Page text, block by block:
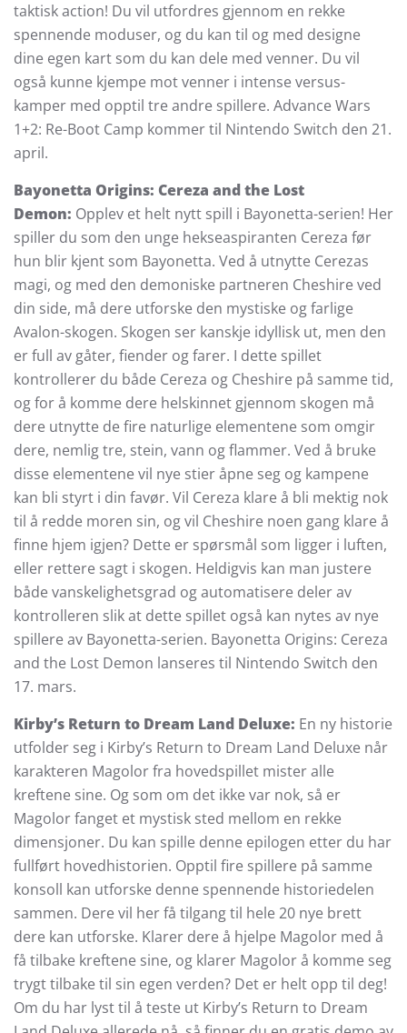
taktisk action! Du vil utfordres gjennom en rekke
spennende moduser, og du kan til og med designe
dine egen kart som du kan dele med venner. Du vil
også kunne kjempe mot venner i intense versus-
kamper med opptil tre andre spillere. Advance Wars
1+2: Re-Boot Camp kommer til Nintendo Switch den 21.
april.
Bayonetta Origins: Cereza and the Lost
Demon: Opplev et helt nytt spill i Bayonetta-serien! Her
spiller du som den unge hekseaspiranten Cereza før
hun blir kjent som Bayonetta. Ved å utnytte Cerezas
magi, og med den demoniske partneren Cheshire ved
din side, må dere utforske den mystiske og farlige
Avalon-skogen. Skogen ser kanskje idyllisk ut, men den
er full av gåter, fiender og farer. I dette spillet
kontrollerer du både Cereza og Cheshire på samme tid,
og for å komme dere helskinnet gjennom skogen må
dere utnytte de fire naturlige elementene som omgir
dere, nemlig tre, stein, vann og flammer. Ved å bruke
disse elementene vil nye stier åpne seg og kampene
kan bli styrt i din favør. Vil Cereza klare å bli mektig nok
til å redde moren sin, og vil Cheshire noen gang klare å
finne hjem igjen? Dette er spørsmål som ligger i luften,
eller rettere sagt i skogen. Heldigvis kan man justere
både vanskelighetsgrad og automatisere deler av
kontrolleren slik at dette spillet også kan nytes av nye
spillere av Bayonetta-serien. Bayonetta Origins: Cereza
and the Lost Demon lanseres til Nintendo Switch den
17. mars.
Kirby’s Return to Dream Land Deluxe: En ny historie
utfolder seg i Kirby’s Return to Dream Land Deluxe når
karakteren Magolor fra hovedspillet mister alle
kreftene sine. Og som om det ikke var nok, så er
Magolor fanget et mystisk sted mellom en rekke
dimensjoner. Du kan spille denne epilogen etter du har
fullført hovedhistorien. Opptil fire spillere på samme
konsoll kan utforske denne spennende historiedelen
sammen. Dere vil her få tilgang til hele 20 nye brett
dere kan utforske. Klarer dere å hjelpe Magolor med å
få tilbake kreftene sine, og klarer Magolor å komme seg
trygt tilbake til sin egen verden? Det er helt opp til deg!
Om du har lyst til å teste ut Kirby’s Return to Dream